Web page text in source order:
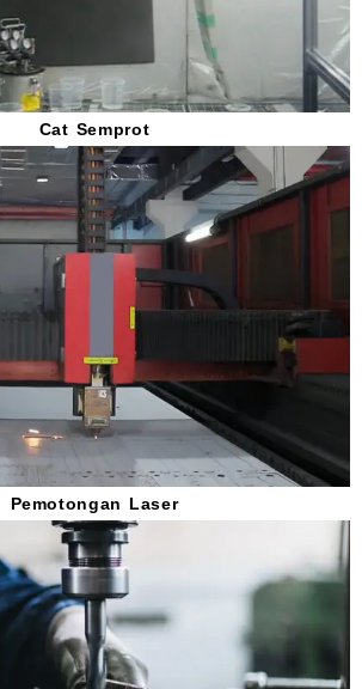
Cat Semprot
Pemotongan Laser